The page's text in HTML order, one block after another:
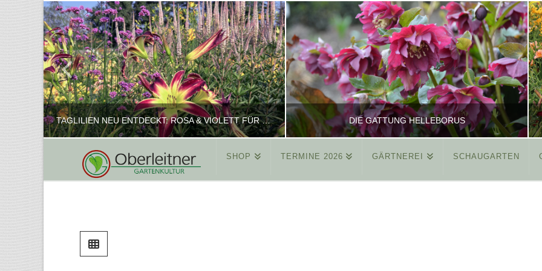
TAGLILIEN NEU ENTDECKT: ROSA & VIOLETT FÜR ROMANTISCHE PFLANZKOMBINATIONEN
REINHARD
DIE GATTUNG HELLEBORUS
REINHARD
SHOP TERMINE 2026 GÄRTNEREI SCHAUGARTEN